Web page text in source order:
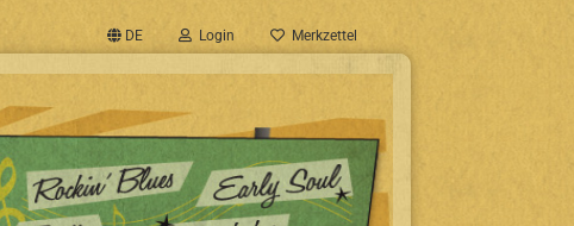
DE Login Merkzettel